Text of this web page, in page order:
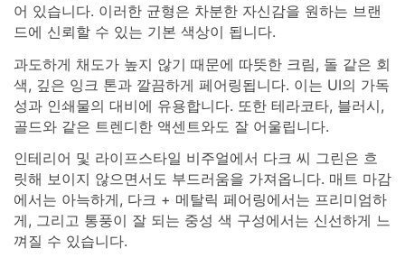
어 있습니다. 이러한 균형은 차분한 자신감을 원하는 브랜
드에 신뢰할 수 있는 기본 색상이 됩니다.
과도하게 채도가 높지 않기 때문에 따뜻한 크림, 돌 같은 회
색, 깊은 잉크 톤과 깔끔하게 페어링됩니다. 이는 UI의 가독
성과 인쇄물의 대비에 유용합니다. 또한 테라코타, 블러시,
골드와 같은 트렌디한 액센트와도 잘 어울립니다.
인테리어 및 라이프스타일 비주얼에서 다크 씨 그린은 흐
릿해 보이지 않으면서도 부드러움을 가져옵니다. 매트 마감
에서는 아늑하게, 다크 + 메탈릭 페어링에서는 프리미엄하
게, 그리고 통풍이 잘 되는 중성 색 구성에서는 신선하게 느
껴질 수 있습니다.